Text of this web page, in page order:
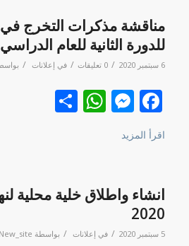
مناقشة مذكرات التخرج
للدورة الثانية للعام الدراسي 2019-2020
6 سبتمبر 2020 / 0 تعليقات / في إعلانات /
Facebook
Messenger
نشر
اقرأ المزيد
2020
5 سبتمبر 2020 / في إعلانات / بواسطة New_site